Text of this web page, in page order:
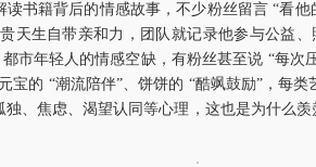
读书籍背后的情感故事，不少粉丝留言 “看
天生自带亲和力，团队就记录他参与公益
市年轻人的情感空缺，有粉丝甚至说 “每次
宝的 “潮流陪伴”、饼饼的 “酷飒鼓励”，每
独、焦虑、渴望认同等心理，这也是为什么